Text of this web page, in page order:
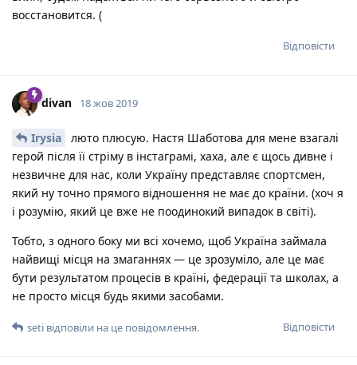
восстановится. (
Відповісти
divan 18 жов 2019
Irysia
люто плюсую. Настя Шаботова для мене взагалі
герой після її стріму в інстаграмі, хаха, але є щось дивне і
незвичне для нас, коли Україну представляє спортсмен,
який ну точно прямого відношення не має до країни. (хоч я
і розумію, який це вже не поодинокий випадок в світі).
Тобто, з одного боку ми всі хочемо, щоб Україна займала
найвищі місця на змаганнях — це зрозуміло, але це має
бути результатом процесів в країні, федерації та школах, а
не просто місця будь якими засобами.
Відповісти
seti відповіли на це повідомлення.